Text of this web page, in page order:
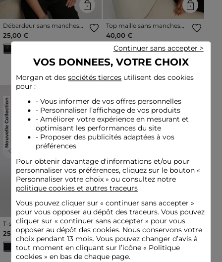
Débardeur sans manches
noir femme
25,00 €
Top maille sans manches
noir femme
40,00 €
#HotOnSocial
Nouvelle Collection
Previous
T-shirt manches courtes
bleu marine femme
25,00 €
PETIT PRIX
Débardeur bretelles larges
en dentelle noir femme
15,00 €
VOS DONNEES, VOTRE CHOIX
Morgan et dessociétés tierces utilisent des cookies
pour :
- Vous informer de vos offres personnelles
- Personnaliser l’affichage de vos produits
- Améliorer votre expérience en mesurant et
optimisant les performances du site
- Proposer des publicités adaptées à vos
préférences
Pour obtenir davantage d'informations et/ou pour
personnaliser vos préférences, cliquez sur le bouton «
Personnaliser votre choix » ou consultez notre
politique cookies et autres traceurs
Vous pouvez cliquer sur « continuer sans accepter»
pour vous opposer au dépôt des traceurs. Vous pouvez
cliquer sur « continuer sans accepter » pour vous
opposer au dépôt des cookies. Nous conservons votre
choix pendant 13 mois. Vous pouvez changer d’avis à
tout moment en cliquant sur l’icône « Politique
cookies » en bas de chaque page.
Continuer sans accepter >